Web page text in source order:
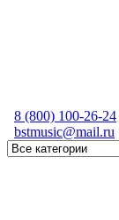
8 (800) 100-26-24
bstmusic@mail.ru